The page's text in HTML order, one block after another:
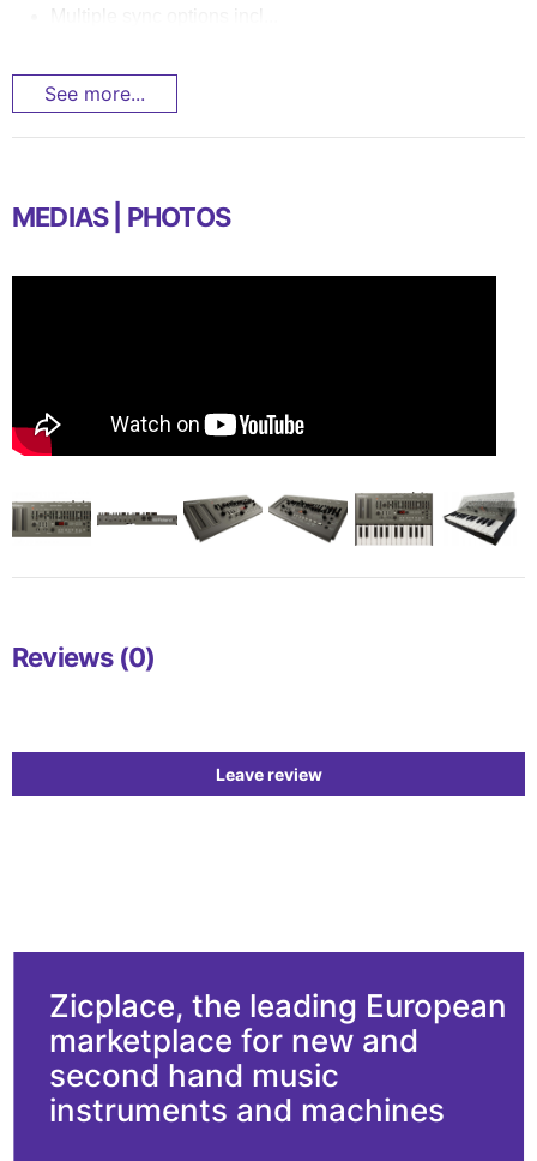
See more...
MEDIAS | PHOTOS
Reviews (0)
Leave review
Zicplace, the leading European
marketplace for new and
second hand music
instruments and machines